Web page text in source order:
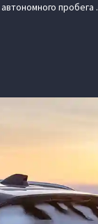
пробега .